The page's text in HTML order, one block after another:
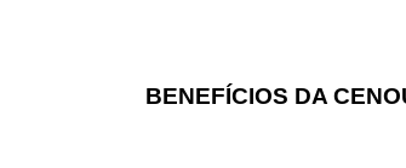
BENEFÍCIOS DA